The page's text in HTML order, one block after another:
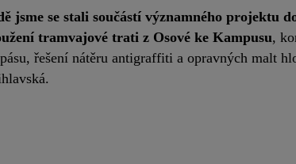
jsme se stali součástí významného projektu
tramvajové trati z Osové ke Kampusu,
řešení nátěru antigraffiti a opravných malt